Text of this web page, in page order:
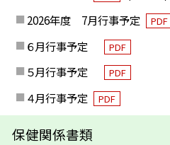
2026年度 7月行事予定
PDF
６月行事予定
PDF
５月行事予定 PDF
４月行事予定 PDF
保健関係書類